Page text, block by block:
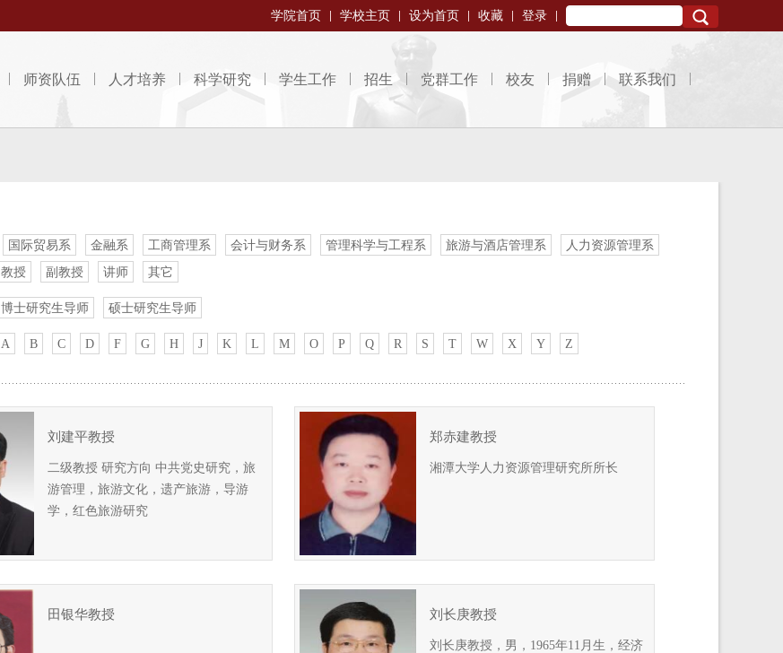
学院首页 学校主页 设为首页 收藏 登录
师资队伍 人才培养 科学研究 学生工作 招生 党群工作 校友 捐赠 联系我们
国际贸易系 金融系 工商管理系 会计与财务系 管理科学与工程系 旅游与酒店管理系
人力资源管理系
教授 副教授 讲师 其它
博士研究生导师 硕士研究生导师
A B C D F G H J K L M O P Q R S T W X Y Z
刘建平教授
二级教授 研究方向 中共党史研究，旅
游管理，旅游文化，遗产旅游，导游
学，红色旅游研究
郑赤建教授
湘潭大学人力资源管理研究所所长
田银华教授 刘长庚教授
刘长庚教授，男，1965年11月生，经济